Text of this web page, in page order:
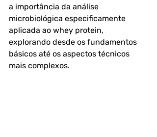
a importância da análise
microbiológica especificamente
aplicada ao whey protein,
explorando desde os fundamentos
básicos até os aspectos técnicos
mais complexos.